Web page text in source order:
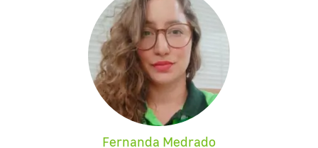
Fernanda Medrado